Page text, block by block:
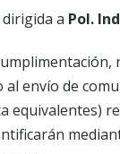
a Pol.
envío de
equivalentes)